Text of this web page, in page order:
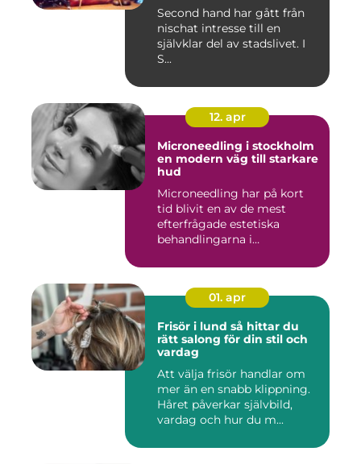
Second hand har gått från
nischat intresse till en
självklar del av stadslivet. I
S...
12. apr
Microneedling i stockholm
en modern väg till starkare
hud
Microneedling har på kort
tid blivit en av de mest
efterfrågade estetiska
behandlingarna i
01. apr
Frisör i lund så hittar du
rätt salong för din stil och
vardag
Att välja frisör handlar om
mer än en snabb klippning.
Håret påverkar självbild,
vardag och hur du m...